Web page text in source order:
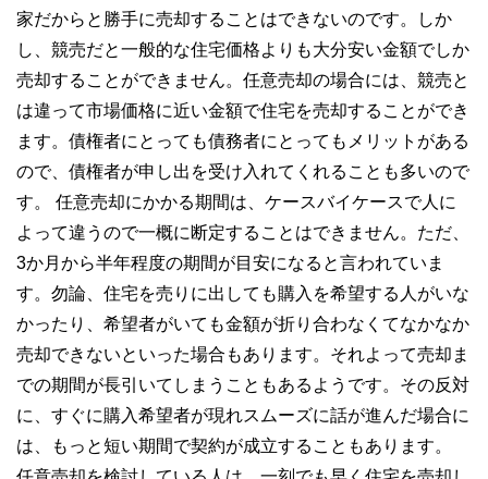
家だからと勝手に売却することはできないのです。しか
し、競売だと一般的な住宅価格よりも大分安い金額でしか
売却することができません。任意売却の場合には、競売と
は違って市場価格に近い金額で住宅を売却することができ
ます。債権者にとっても債務者にとってもメリットがある
ので、債権者が申し出を受け入れてくれることも多いので
す。 任意売却にかかる期間は、ケースバイケースで人に
よって違うので一概に断定することはできません。ただ、
3か月から半年程度の期間が目安になると言われていま
す。勿論、住宅を売りに出しても購入を希望する人がいな
かったり、希望者がいても金額が折り合わなくてなかなか
売却できないといった場合もあります。それよって売却ま
での期間が長引いてしまうこともあるようです。その反対
に、すぐに購入希望者が現れスムーズに話が進んだ場合に
は、もっと短い期間で契約が成立することもあります。